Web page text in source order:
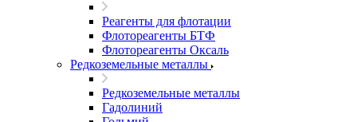
Реагенты для флотации
Флотореагенты БТФ
Флотореагенты Оксаль
Редкоземельные металлы
Редкоземельные металлы
Гадолиний